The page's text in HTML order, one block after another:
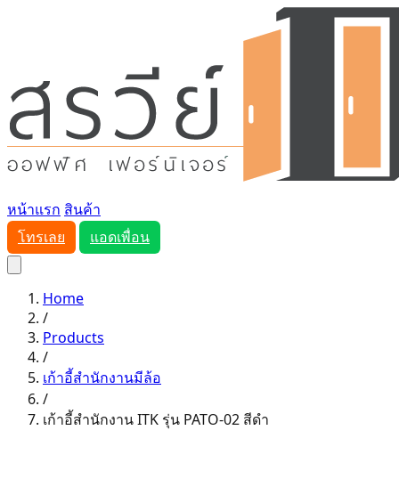
หน้าแรก สินค้า
โทรเลย
แอดเพื่อน
Home
/
Products
/
เก้าอี้สำนักงานมีล้อ
/
เก้าอี้สำนักงาน ITK รุ่น PATO-02 สีดำ